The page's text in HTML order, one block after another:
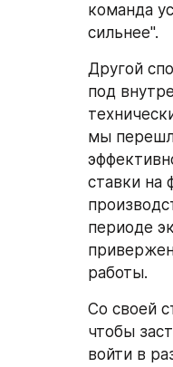
команда
сильнее".
Другой
под
мы
ставки на
периоде
работы.
Со своей
чтобы
войти в